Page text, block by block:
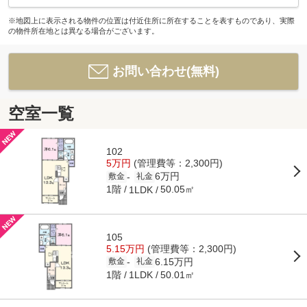
※地図上に表示される物件の位置は付近住所に所在することを表すものであり、実際
の物件所在地とは異なる場合がございます。
お問い合わせ(無料)
空室一覧
102
5万円 (管理費等：2,300円)
敷金 - 礼金 6万円
1階 1LDK 50.05㎡
105
5.15万円 (管理費等：2,300円)
敷金 - 礼金 6.15万円
1階 1LDK 50.01㎡